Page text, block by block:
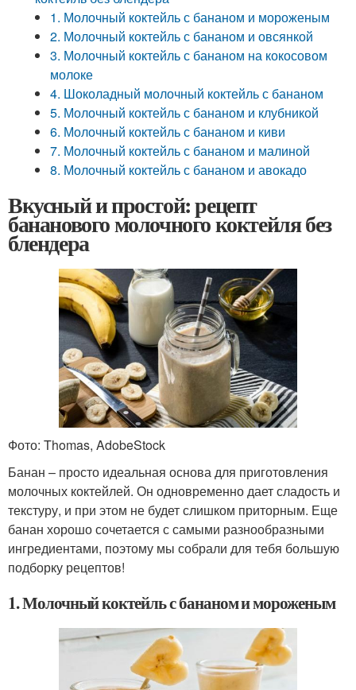
1. Молочный коктейль с бананом и мороженым
2. Молочный коктейль с бананом и овсянкой
3. Молочный коктейль с бананом на кокосовом
молоке
4. Шоколадный молочный коктейль с бананом
5. Молочный коктейль с бананом и клубникой
6. Молочный коктейль с бананом и киви
7. Молочный коктейль с бананом и малиной
8. Молочный коктейль с бананом и авокадо
Вкусный и простой: рецепт
бананового молочного коктейля без
блендера
Фото: Thomas, AdobeStock
Банан – просто идеальная основа для приготовления
молочных коктейлей. Он одновременно дает сладость и
текстуру, и при этом не будет слишком приторным. Еще
банан хорошо сочетается с самыми разнообразными
ингредиентами, поэтому мы собрали для тебя большую
подборку рецептов!
1. Молочный коктейль с бананом и мороженым